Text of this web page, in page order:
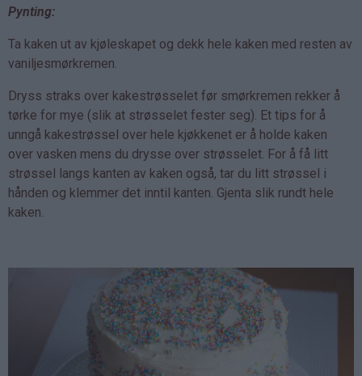
Pynting:
Ta kaken ut av kjøleskapet og dekk hele kaken med resten av
vaniljesmørkremen.
Dryss straks over kakestrøsselet før smørkremen rekker å
tørke for mye (slik at strøsselet fester seg). Et tips for å
unngå kakestrøssel over hele kjøkkenet er å holde kaken
over vasken mens du drysse over strøsselet. For å få litt
strøssel langs kanten av kaken også, tar du litt strøssel i
hånden og klemmer det inntil kanten. Gjenta slik rundt hele
kaken.